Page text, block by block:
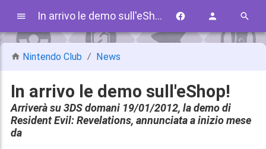
In arrivo le demo sull'eShop!
Nintendo Club News
In arrivo le demo sull'eShop!
Arriverà su 3DS domani 19/01/2012, la demo di
Resident Evil: Revelations, annunciata a inizio mese
da